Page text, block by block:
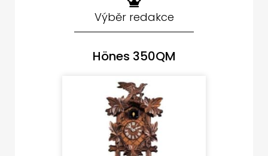
Výběr redakce
Hönes 350QM